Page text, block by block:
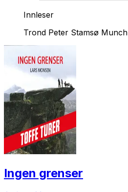
Innleser
Trond Peter Stamsø Munch
Ingen grenser